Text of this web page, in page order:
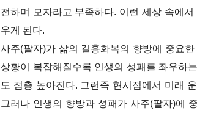
전하며 모자라고 부족하다. 이런 세상 속에
우게 된다.
사주(팔자)가 삶의 길흉화복의 향방에 중요
상황이 복잡해질수록 인생의 성패를 좌우하
도 점층 높아진다. 그런즉 현시점에서 미래
그러나 인생의 향방과 성패가 사주(팔자)에